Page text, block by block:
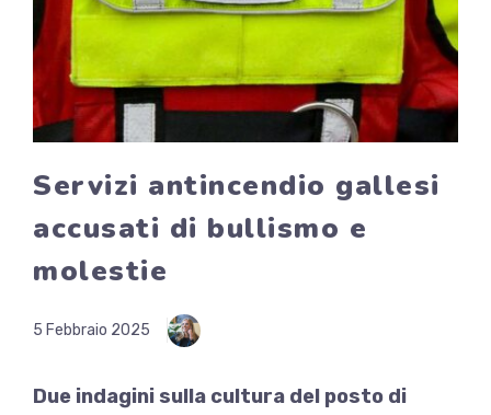
Servizi antincendio gallesi
accusati di bullismo e
molestie
5 Febbraio 2025
Due indagini sulla cultura del posto di